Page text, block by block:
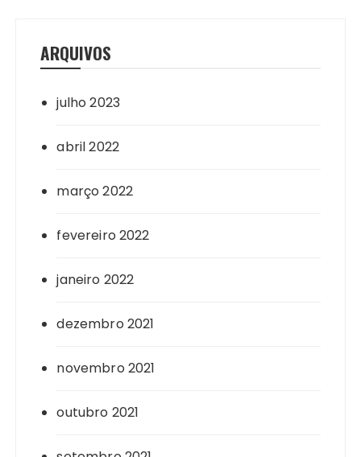
ARQUIVOS
julho 2023
abril 2022
março 2022
fevereiro 2022
janeiro 2022
dezembro 2021
novembro 2021
outubro 2021